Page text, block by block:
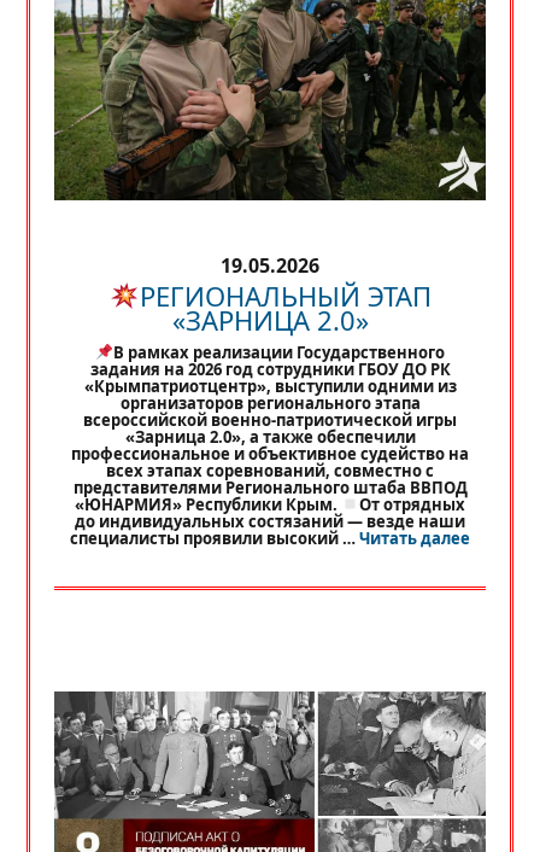
19.05.2026
РЕГИОНАЛЬНЫЙ ЭТАП
«ЗАРНИЦА 2.0»
В рамках реализации Государственного
задания на 2026 год сотрудники ГБОУ ДО РК
«Крымпатриотцентр», выступили одними из
организаторов регионального этапа
всероссийской военно-патриотической игры
«Зарница 2.0», а также обеспечили
профессиональное и объективное судейство на
всех этапах соревнований, совместно с
представителями Регионального штаба ВВПОД
«ЮНАРМИЯ» Республики Крым. От отрядных
до индивидуальных состязаний — везде наши
специалисты проявили высокий …Читать далее«